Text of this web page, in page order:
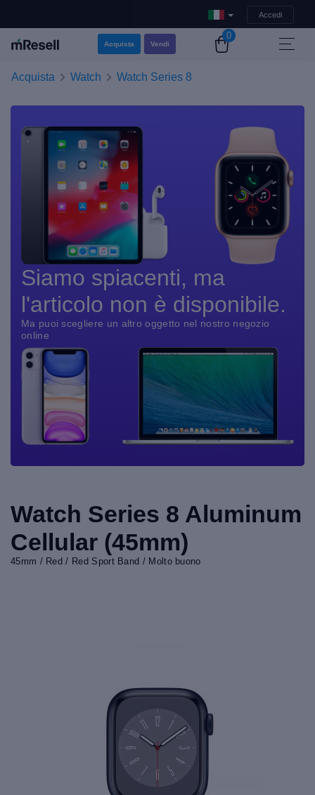
Accedi
Acquista Vendi
0
Acquista Watch Watch Series 8
Siamo spiacenti, ma
l'articolo non è disponibile.
Ma puoi scegliere un altro oggetto nel nostro negozio
online
Watch Series 8 Aluminum
Cellular (45mm)
45mm / Red / Red Sport Band / Molto buono